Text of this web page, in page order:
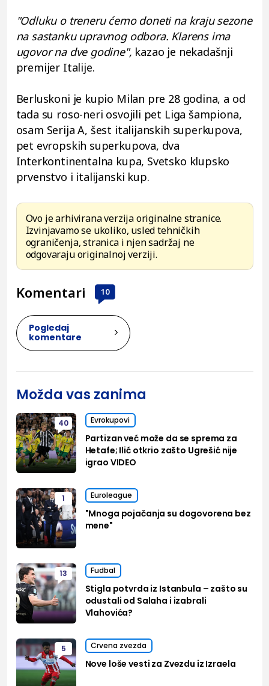
"Odluku o treneru ćemo doneti na kraju sezone
na sastanku upravnog odbora. Klarens ima
ugovor na dve godine", kazao je nekadašnji
premijer Italije.
Berluskoni je kupio Milan pre 28 godina, a od
tada su roso-neri osvojili pet Liga šampiona,
osam Serija A, šest italijanskih superkupova,
pet evropskih superkupova, dva
Interkontinentalna kupa, Svetsko klupsko
prvenstvo i italijanski kup.
Ovo je arhivirana verzija originalne stranice.
Izvinjavamo se ukoliko, usled tehničkih
ograničenja, stranica i njen sadržaj ne
odgovaraju originalnoj verziji.
Komentari 10
Pogledaj
komentare
Možda vas zanima
40 Evrokupovi
Partizan već može da se sprema za
Hetafe; Ilić otkrio zašto Ugrešić nije
igrao VIDEO
1 Euroleague
"Mnoga pojačanja su dogovorena bez
mene"
13 Fudbal
Stigla potvrda iz Istanbula – zašto su
odustali od Salaha i izabrali
Vlahovića?
5 Crvena zvezda
Nove loše vesti za Zvezdu iz Izraela